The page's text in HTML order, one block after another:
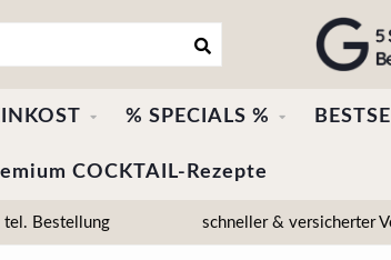
% SPECIALS %
COCKTAIL-Rezepte
Bestellung schneller & versicherter